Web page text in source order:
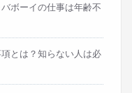
ボーイの仕事は年齢不
とは？知らない人は必